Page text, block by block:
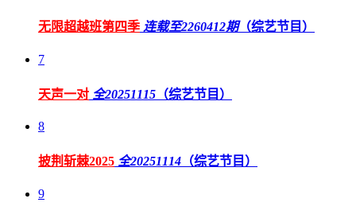
无限超越班第四季连载至2260412期（综艺节目）
7
天声一对 全20251115 （综艺节目）
8
披荆斩棘2025 全20251114 （综艺节目）
9